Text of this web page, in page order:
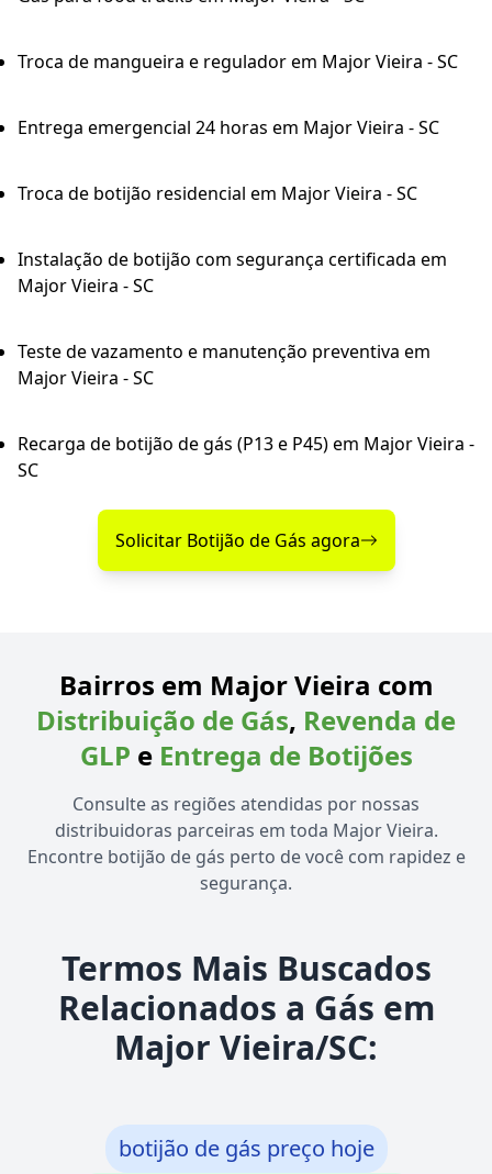
Troca de mangueira e regulador em Major Vieira - SC
Entrega emergencial 24 horas em Major Vieira - SC
Troca de botijão residencial em Major Vieira - SC
Instalação de botijão com segurança certificada em
Major Vieira - SC
Teste de vazamento e manutenção preventiva em
Major Vieira - SC
Recarga de botijão de gás (P13 e P45) em Major Vieira -
SC
Solicitar Botijão de Gás agora
Bairros em Major Vieira com
Distribuição de Gás, Revenda de
GLP e Entrega de Botijões
Consulte as regiões atendidas por nossas
distribuidoras parceiras em toda Major Vieira.
Encontre botijão de gás perto de você com rapidez e
segurança.
Termos Mais Buscados
Relacionados a Gás em
Major Vieira/SC:
botijão de gás preço hoje